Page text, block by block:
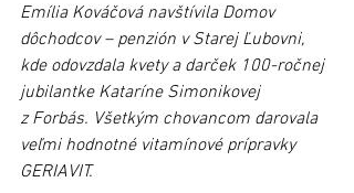
Emília Kováčová navštívila Domov
dôchodcov – penzión v Starej Ľubovni,
kde odovzdala kvety a darček 100-ročnej
jubilantke Kataríne Simonikovej
z Forbás. Všetkým chovancom darovala
veľmi hodnotné vitamínové prípravky
GERIAVIT.